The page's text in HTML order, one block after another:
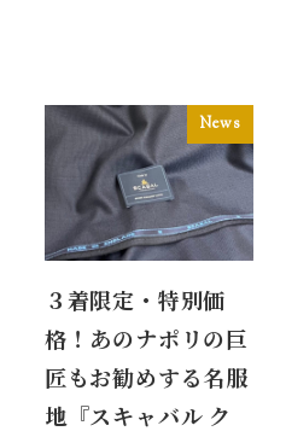
News
３着限定・特別価
格！あのナポリの巨
匠もお勧めする名服
地『スキャバル ク